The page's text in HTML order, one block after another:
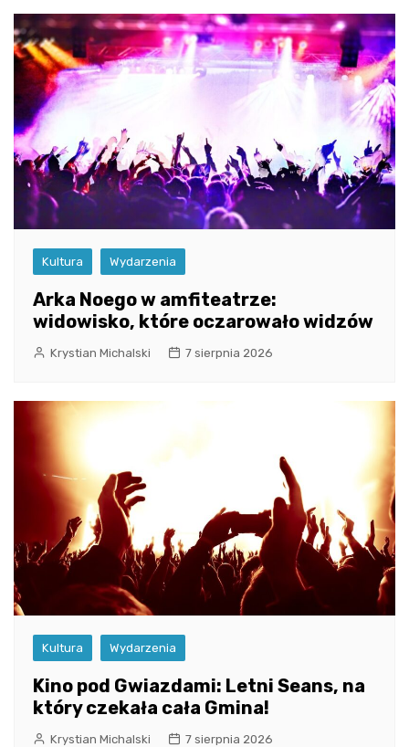
Kultura Wydarzenia
Arka Noego w amfiteatrze:
widowisko, które oczarowało widzów
Krystian Michalski 7 sierpnia 2026
Kultura Wydarzenia
Kino pod Gwiazdami: Letni Seans, na
który czekała cała Gmina!
Krystian Michalski 7 sierpnia 2026